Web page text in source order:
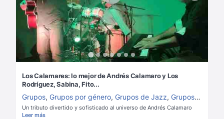
Los Calamares: lo mejor de Andrés Calamaro y Los
Rodríguez, Sabina, Fito...
Grupos, Grupos por género, Grupos de Jazz, Grupos de Rock
Un tributo divertido y sofisticado al universo de Andrés Calamaro
Leer más